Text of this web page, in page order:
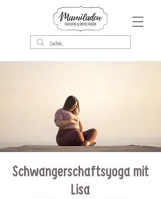
Schwangerschaftsyoga mit
Lisa